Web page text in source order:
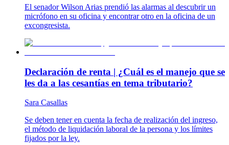
El senador Wilson Arias prendió las alarmas al descubrir un
micrófono en su oficina y encontrar otro en la oficina de un
excongresista.
Declaración de renta | ¿Cuál es el manejo que se
les da a las cesantías en tema tributario?
Sara Casallas
Se deben tener en cuenta la fecha de realización del ingreso,
el método de liquidación laboral de la persona y los límites
fijados por la ley.